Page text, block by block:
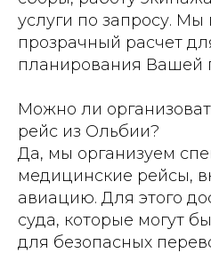
услуги по запросу.
прозрачный расчет
планирования Вашей
Можно ли
рейс из Ольбии?
Да, мы организуем
медицинские рейсы,
авиацию. Для этого
суда, которые могут
для безопасных